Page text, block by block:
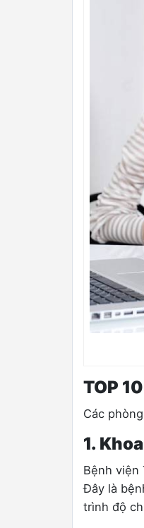
TOP
Các
1.
Bệnh viện
Đây là
trình độ